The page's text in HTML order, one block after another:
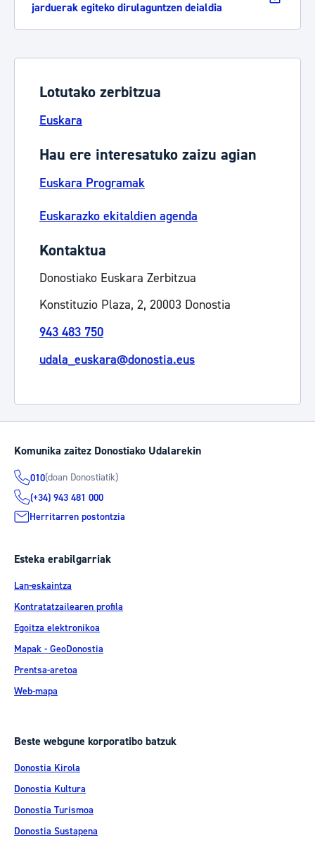
jarduerak egiteko dirulaguntzen deialdia
Lotutako zerbitzua
Euskara
Hau ere interesatuko zaizu agian
Euskara Programak
Euskarazko ekitaldien agenda
Kontaktua
Donostiako Euskara Zerbitzua
Konstituzio Plaza, 2, 20003 Donostia
943 483 750
udala_euskara@donostia.eus
Komunika zaitez Donostiako Udalarekin
010(doan Donostiatik)
(+34) 943 481 000
Herritarren postontzia
Esteka erabilgarriak
Lan-eskaintza
Kontratatzailearen profila
Egoitza elektronikoa
Mapak - GeoDonostia
Prentsa-aretoa
Web-mapa
Beste webgune korporatibo batzuk
Donostia Kirola
Donostia Kultura
Donostia Turismoa
Donostia Sustapena